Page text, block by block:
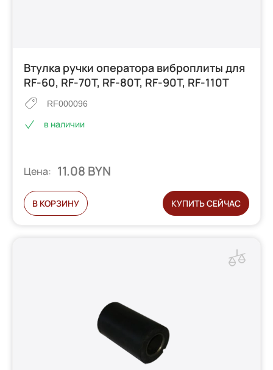
Втулка ручки оператора виброплиты для
RF-60, RF-70T, RF-80T, RF-90T, RF-110T
RF000096
в наличии
Цена: 11.08 BYN
В КОРЗИНУ КУПИТЬ СЕЙЧАС